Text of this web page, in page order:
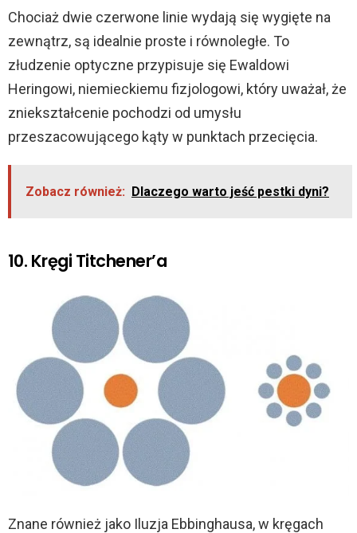
Chociaż dwie czerwone linie wydają się wygięte na
zewnątrz, są idealnie proste i równoległe. To
złudzenie optyczne przypisuje się Ewaldowi
Heringowi, niemieckiemu fizjologowi, który uważał, że
zniekształcenie pochodzi od umysłu
przeszacowującego kąty w punktach przecięcia.
Zobacz również: Dlaczego warto jeść pestki dyni?
10. Kręgi Titchener’a
Znane również jako Iluzja Ebbinghausa, w kręgach